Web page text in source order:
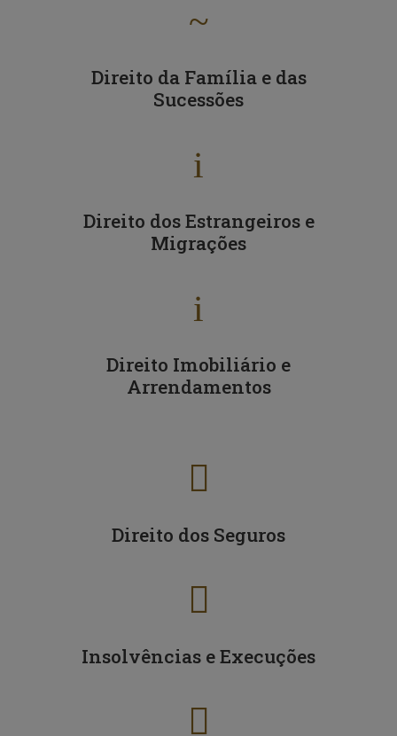
~
Direito da Família e das
Sucessões
i
Direito dos Estrangeiros e
Migrações
i
Direito Imobiliário e
Arrendamentos

Direito dos Seguros

Insolvências e Execuções
